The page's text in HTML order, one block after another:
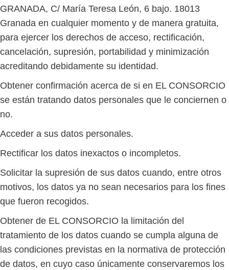
GRANADA, C/ María Teresa León, 6 bajo. 18013
Granada en cualquier momento y de manera gratuita,
para ejercer los derechos de acceso, rectificación,
cancelación, supresión, portabilidad y minimización
acreditando debidamente su identidad.
Obtener confirmación acerca de si en EL CONSORCIO
se están tratando datos personales que le conciernen o
no.
Acceder a sus datos personales.
Rectificar los datos inexactos o incompletos.
Solicitar la supresión de sus datos cuando, entre otros
motivos, los datos ya no sean necesarios para los fines
que fueron recogidos.
Obtener de EL CONSORCIO la limitación del
tratamiento de los datos cuando se cumpla alguna de
las condiciones previstas en la normativa de protección
de datos, en cuyo caso únicamente conservaremos los